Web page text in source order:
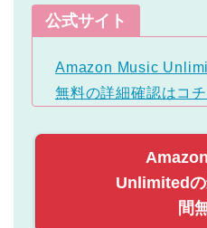
公式サイト
Amazon Music
無料の詳細確認はコ
Unlimitedの
間